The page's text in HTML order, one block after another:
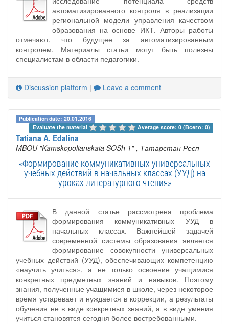
автоматизированного контроля в реализации
региональной модели управления качеством
образования на основе ИКТ. Авторы работы
отмечают, что будущее за автоматизированным
контролем. Материалы статьи могут быть полезны
специалистам в области педагогики.
Discussion platform | Leave a comment
Publication date: 20.01.2016
Evaluate the material
Average score: 0 (Всего: 0)
Tatiana A. Edalina
MBOU "Kamskopolianskaia SOSh 1" , Татарстан Респ
«Формирование коммуникативных универсальных
учебных действий в начальных классах (УУД) на
уроках литературного чтения»
В данной статье рассмотрена проблема
формирования коммуникативных УУД в
начальных классах. Важнейшей задачей
современной системы образования является
формирование совокупности универсальных
учебных действий (УУД), обеспечивающих компетенцию
«научить учиться», а не только освоение учащимися
конкретных предметных знаний и навыков. Поэтому
знания, полученные учащимися в школе, через некоторое
время устаревает и нуждается в коррекции, а результаты
обучения не в виде конкретных знаний, а в виде умения
учиться становятся сегодня более востребованными.